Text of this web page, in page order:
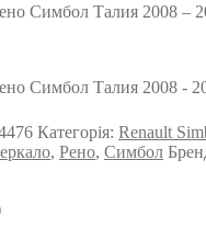
Симбол Талия 2008 –
Симбол Талия 2008 -
Категорія: Renault
, Рено, Симбол